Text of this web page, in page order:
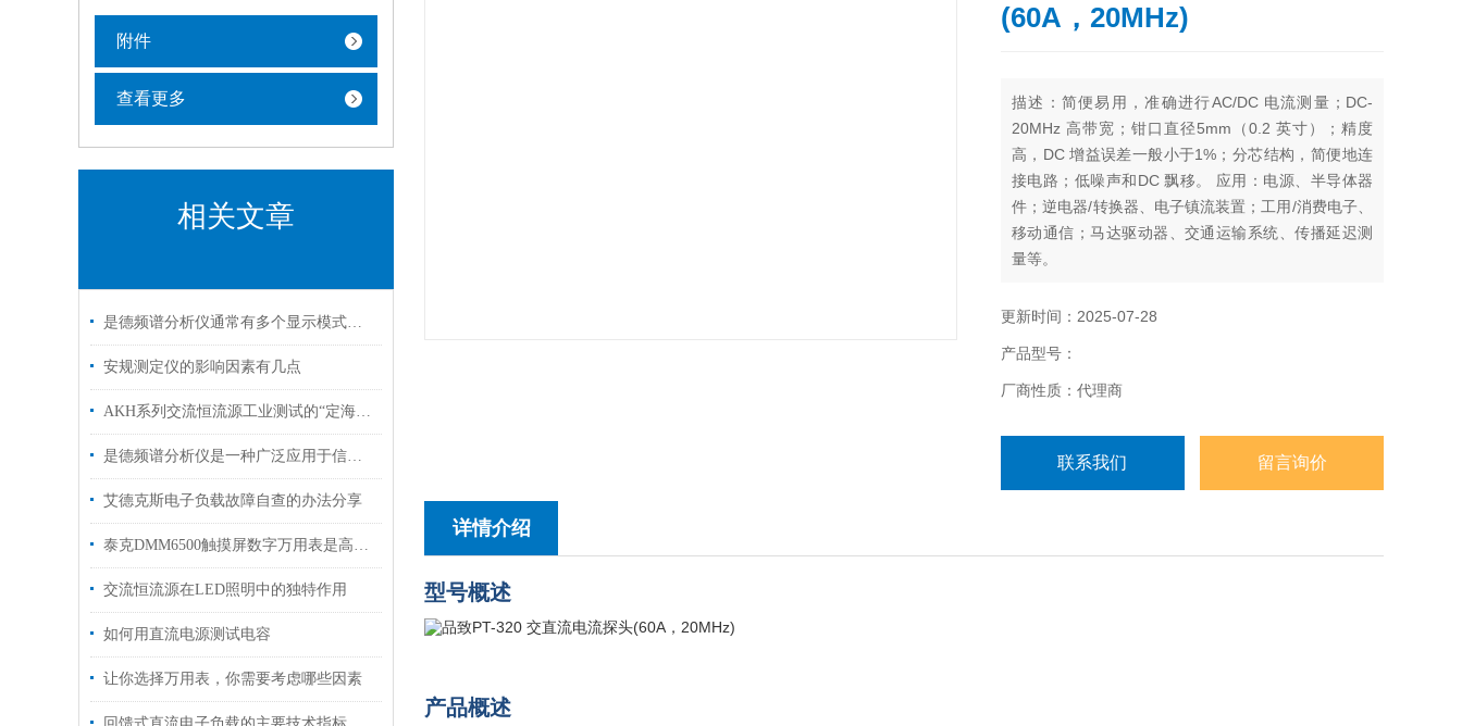
附件
查看更多
相关文章
是德频谱分析仪通常有多个显示模式，包括对数型和线性型
安规测定仪的影响因素有几点
AKH系列交流恒流源工业测试的“定海神针”
是德频谱分析仪是一种广泛应用于信号处理和通信领域的仪器
艾德克斯电子负载故障自查的办法分享
泰克DMM6500触摸屏数字万用表是高精度测量的得力助手
交流恒流源在LED照明中的独特作用
如何用直流电源测试电容
让你选择万用表，你需要考虑哪些因素
(60A，20MHz)
描述： 简便易用，准确进行AC/DC 电流测量；DC-
20MHz 高带宽；钳口直径5mm（0.2 英寸）；精度
高，DC 增益误差一般小于1%；分芯结构，简便地连
接电路；低噪声和DC 飘移。 应用：电源、半导体器
件；逆电器/转换器、电子镇流装置；工用/消费电子、
移动通信；马达驱动器、交通运输系统、传播延迟测
量等。
更新时间：2025-07-28
产品型号：
厂商性质：代理商
联系我们 留言询价
详情介绍
型号概述
产品概述